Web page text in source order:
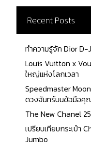
เกิดแฟชั่นหมุนเวียน สินค้าแบรนด์เนม เป็นสินค้าที่มี
มูลค่าในตัวของมันเอ
แตกต่างกันออกไป
ของท้องตลาด สินค้า
บางคน แต่สำหรับบา
เป็นสินค้าน่าสะสมหรื
และสิ่งที่ฟังแล้วดูตล
กันดีไซน์เสื้อผ้า หรือ
สไตล์วินเทจออกมา นั่
คือ Vintage นั่นเอง
ได้จาก Influencer ห
เทจกันเป็นจำนวนมา
เช่นกัน Circular Fashion : การหมุนเวียนของแฟชั่น
หากคุณยังไม่ปักใจเ
เรื่องจริง เราจะพา
ตั้งแต่อดีตจนถึงปัจจุ
จะผ่านไปนานแค่ไห
อยู่ในกระแสนิยมอีก
Recent Posts
ทำความรู้จัก Dior D-
Louis Vuitton x
ใหญ่แห่งโลกเวลา
Speedmaster
ดวงจันทร์บนข้อมือคุ
The New Chanel
เปรียบเทียบกระเป๋า
Jumbo